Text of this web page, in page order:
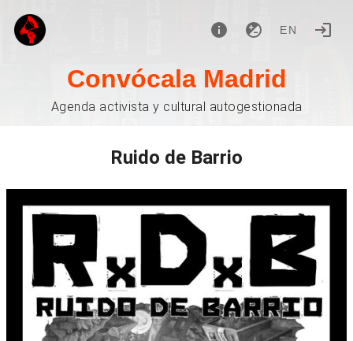
EN
Convócala Madrid
Agenda activista y cultural autogestionada
Ruido de Barrio